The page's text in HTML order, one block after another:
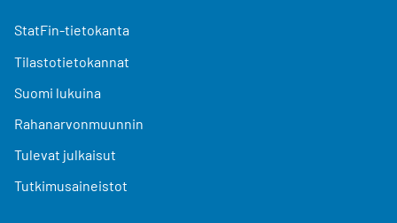
StatFin-tietokanta
Tilastotietokannat
Suomi lukuina
Rahanarvonmuunnin
Tulevat julkaisut
Tutkimusaineistot